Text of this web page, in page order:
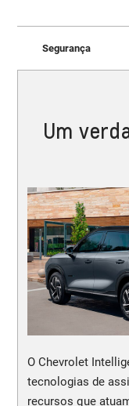
Segurança
Um
O Chevrolet
tecnologias de
recursos que